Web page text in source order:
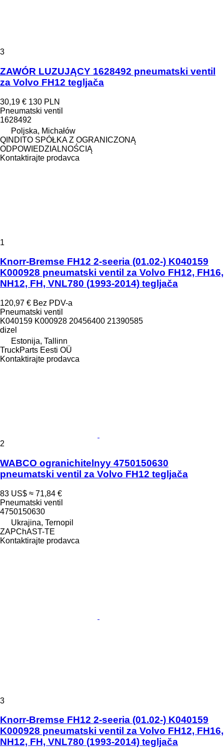
3
ZAWÓR LUZUJĄCY 1628492 pneumatski ventil
za Volvo FH12 tegljača
30,19 € 130 PLN
Pneumatski ventil
1628492
Poljska, Michałów
QINDITO SPÓŁKA Z OGRANICZONĄ
ODPOWIEDZIALNOŚCIĄ
Kontaktirajte prodavca
1
Knorr-Bremse FH12 2-seeria (01.02-) K040159
K000928 pneumatski ventil za Volvo FH12, FH16,
NH12, FH, VNL780 (1993-2014) tegljača
120,97 € Bez PDV-a
Pneumatski ventil
K040159 K000928 20456400 21390585
dizel
Estonija, Tallinn
TruckParts Eesti OÜ
Kontaktirajte prodavca
2
WABCO ogranichitelnyy 4750150630
pneumatski ventil za Volvo FH12 tegljača
83 US$ ≈ 71,84 €
Pneumatski ventil
4750150630
Ukrajina, Ternopil
ZAPChAST-TE
Kontaktirajte prodavca
3
Knorr-Bremse FH12 2-seeria (01.02-) K040159
K000928 pneumatski ventil za Volvo FH12, FH16,
NH12, FH, VNL780 (1993-2014) tegljača